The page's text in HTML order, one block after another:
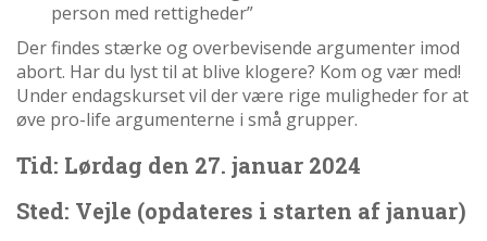
abort
2.7:
Pro
Life
internationalt
Nyhedsbrev
3.0:
Nyheder
4.0:
Webshop
person med rettigheder”
Der findes stærke og overbevisende argumenter imod
abort. Har du lyst til at blive klogere? Kom og vær med!
Under endagskurset vil der være rige muligheder for at
øve pro-life argumenterne i små grupper.
Tid: Lørdag den 27. januar 2024
Sted: Vejle (opdateres i starten af januar)